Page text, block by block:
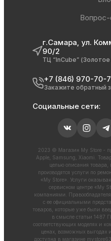
г.Самара, ул.
90/2
ТЦ “InCube”
+7 (846) 970-70-
Закажите обратный
Социальные сети:
2023 © Магазин My Store -
Apple, Samsung, Xiaomi.
целью описания
производятся услуги по
«My Store». Услуги
сервисном центре «My
компаниями.
с ее официальными
товаров, которые уже были
в смысле статьи 1487
соответствующих моделях и
ценах, возможных выгодах
доступна в магазине